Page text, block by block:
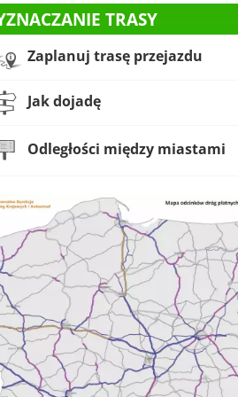
TRASY
Zaplanuj trasę przejazdu
Jak dojadę
Odległości między miastami